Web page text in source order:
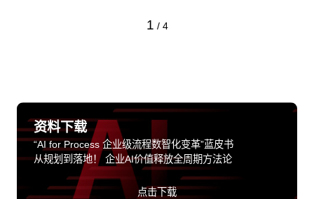
1 / 4
资料下载
“AI for Process 企业级流程数智化变革”蓝皮书
从规划到落地！ 企业AI价值释放全周期方法论
点击下载